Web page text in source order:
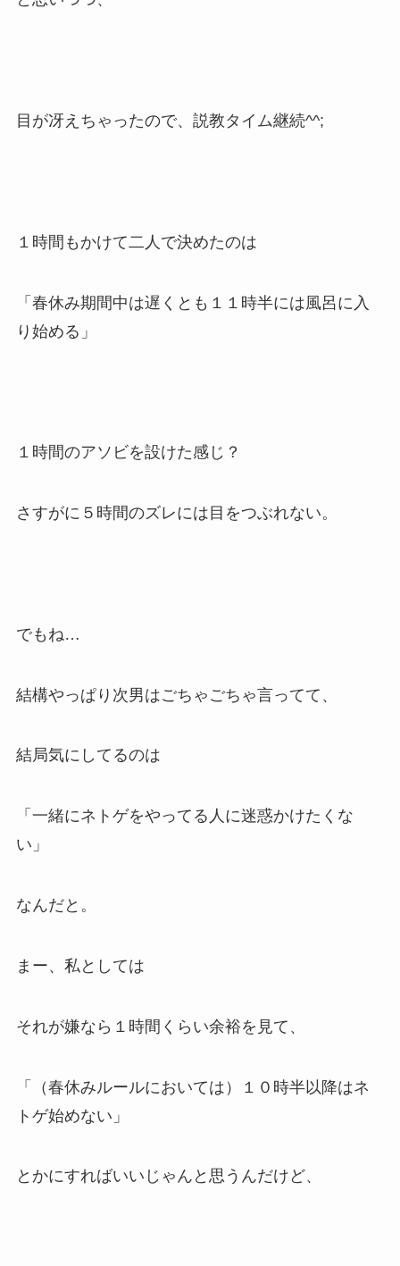
目が冴えちゃったので、説教タイム継続^^;
１時間もかけて二人で決めたのは
「春休み期間中は遅くとも１１時半には風呂に入
り始める」
１時間のアソビを設けた感じ？
さすがに５時間のズレには目をつぶれない。
でもね…
結構やっぱり次男はごちゃごちゃ言ってて、
結局気にしてるのは
「一緒にネトゲをやってる人に迷惑かけたくな
い」
なんだと。
まー、私としては
それが嫌なら１時間くらい余裕を見て、
「（春休みルールにおいては）１０時半以降はネ
トゲ始めない」
とかにすればいいじゃんと思うんだけど、